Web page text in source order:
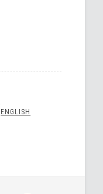
ENGLISH